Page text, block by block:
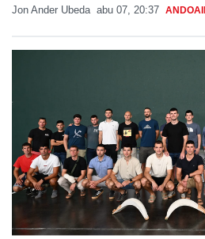
Jon Ander Ubeda abu 07, 20:37